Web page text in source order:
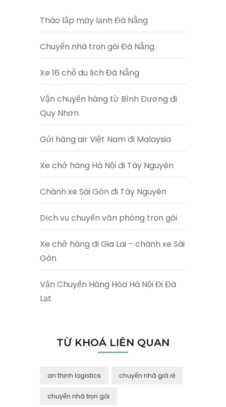
Tháo lắp máy lạnh Đà Nẵng
Chuyển nhà trọn gói Đà Nẵng
Xe 16 chỗ du lịch Đà Nẵng
Vận chuyển hàng từ Bình Dương đi
Quy Nhơn
Gửi hàng air Việt Nam đi Malaysia
Xe chở hàng Hà Nội đi Tây Nguyên
Chành xe Sài Gòn đi Tây Nguyên
Dịch vụ chuyển văn phòng trọn gói
Xe chở hàng đi Gia Lai – chành xe Sài
Gòn
Vận Chuyển Hàng Hóa Hà Nội Đi Đà
Lạt
TỪ KHOÁ LIÊN QUAN
an thịnh logistics chuyển nhà giá rẻ
chuyển nhà trọn gói